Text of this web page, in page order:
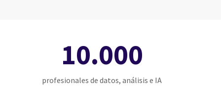
10.000
profesionales de datos, análisis e IA